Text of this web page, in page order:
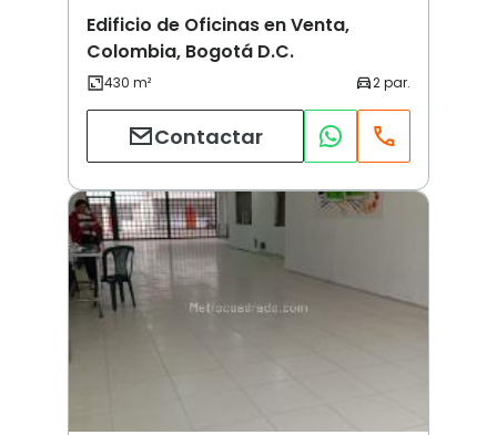
Edificio de Oficinas en Venta,
Colombia, Bogotá D.C.
Contactar